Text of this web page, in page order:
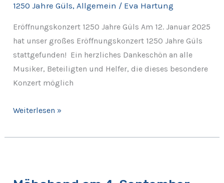
1250 Jahre Güls,Allgemein / Eva Hartung
Eröffnungskonzert 1250 Jahre Güls Am 12. Januar 2025
hat unser großes Eröffnungskonzert 1250 Jahre Güls
stattgefunden! Ein herzliches Dankeschön an alle
Musiker, Beteiligten und Helfer, die dieses besondere
Konzert möglich
Weiterlesen »